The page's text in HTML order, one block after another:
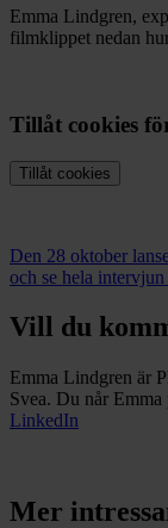
Emma Lindgren,
filmklippet nedan
Tillåt cookies
Tillåt cookies
Den 28 oktober
och se hela
Vill du
Emma Lindgren är
Svea. Du når Emma
LinkedIn
Mer